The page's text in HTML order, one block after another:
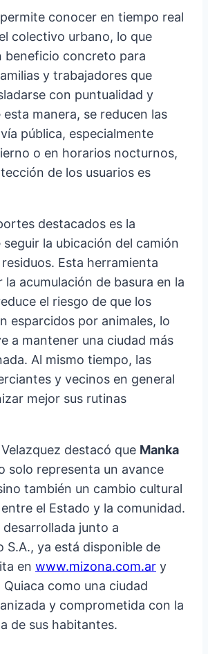
conocer en tiempo real
colectivo urbano, lo que
beneficio concreto para
y trabajadores que
con puntualidad y
esta manera, se reducen las
pública, especialmente
o en horarios nocturnos,
de los usuarios es
destacados es la
la ubicación del camión
Esta herramienta
la acumulación de basura en la
el riesgo de que los
esparcidos por animales, lo
a mantener una ciudad más
Al mismo tiempo, las
y vecinos en general
mejor sus rutinas
destacó que Manka
solo representa un avance
también un cambio cultural
el Estado y la comunidad.
junto a
S.A., ya está disponible de
en www.mizona.com.ar y
como una ciudad
y comprometida con la
de sus habitantes.